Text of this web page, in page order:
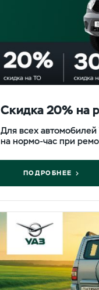
Скидка 20% на
Для всех
на нормо-час при
ПОДРОБНЕЕ